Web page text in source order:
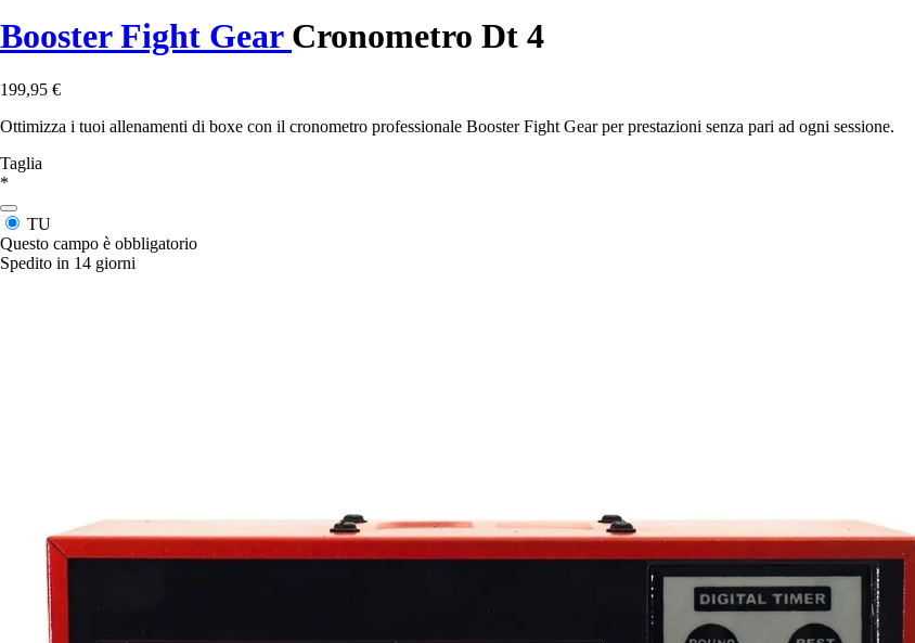
Booster Fight Gear Cronometro Dt 4
199,95 €
Ottimizza i tuoi allenamenti di boxe con il cronometro professionale Booster Fight Gear per prestazioni senza pari ad ogni sessione.
Taglia
*
TU
Questo campo è obbligatorio
Spedito in 14 giorni